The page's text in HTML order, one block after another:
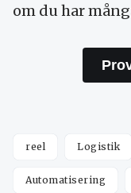
om du har
reel Logistik
Automatisering